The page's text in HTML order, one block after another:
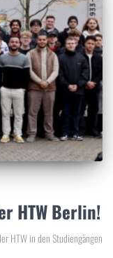
HTW Berlin!
HTW in den Studiengängen